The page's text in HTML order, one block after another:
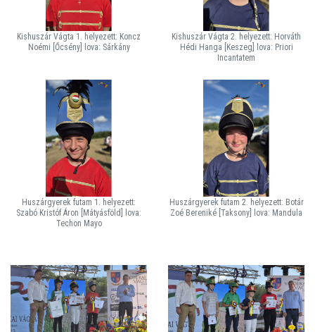
Kishuszár Vágta 1. helyezett: Koncz
Noémi [Őcsény] lova: Sárkány
Kishuszár Vágta 2. helyezett: Horváth
Hédi Hanga [Keszeg] lova: Priori
Incantatem
Huszárgyerek futam 1. helyezett:
Szabó Kristóf Áron [Mátyásföld] lova:
Techon Mayo
Huszárgyerek futam 2. helyezett: Botár
Zoé Bereniké [Taksony] lova: Mandula